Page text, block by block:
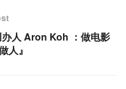
人 Aron Koh ：做电影
人』